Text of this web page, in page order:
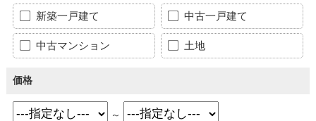
新築一戸建て 中古一戸建て
中古マンション 土地
価格
～